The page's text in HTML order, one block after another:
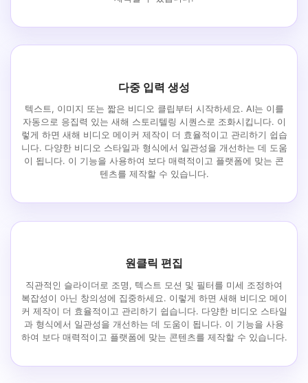
다중 입력 생성
텍스트, 이미지 또는 짧은 비디오 클립부터 시작하세요. AI는 이를
자동으로 응집력 있는 새해 스토리텔링 시퀀스로 조화시킵니다. 이
렇게 하면 새해 비디오 메이커 제작이 더 효율적이고 관리하기 쉽습
니다. 다양한 비디오 스타일과 형식에서 일관성을 개선하는 데 도움
이 됩니다. 이 기능을 사용하여 보다 매력적이고 플랫폼에 맞는 콘
텐츠를 제작할 수 있습니다.
원클릭 편집
직관적인 슬라이더로 조명, 텍스트 모션 및 필터를 미세 조정하여
복잡성이 아닌 창의성에 집중하세요. 이렇게 하면 새해 비디오 메이
커 제작이 더 효율적이고 관리하기 쉽습니다. 다양한 비디오 스타일
과 형식에서 일관성을 개선하는 데 도움이 됩니다. 이 기능을 사용
하여 보다 매력적이고 플랫폼에 맞는 콘텐츠를 제작할 수 있습니다.